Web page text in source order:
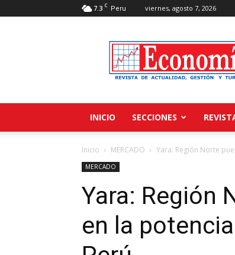
7.3 C Peru viernes, agosto 7, 2026
Revista
Economía
INICIO SECCIONES
Inicio MERCADO Yara: Región Norte
MERCADO
Yara: Región
en la